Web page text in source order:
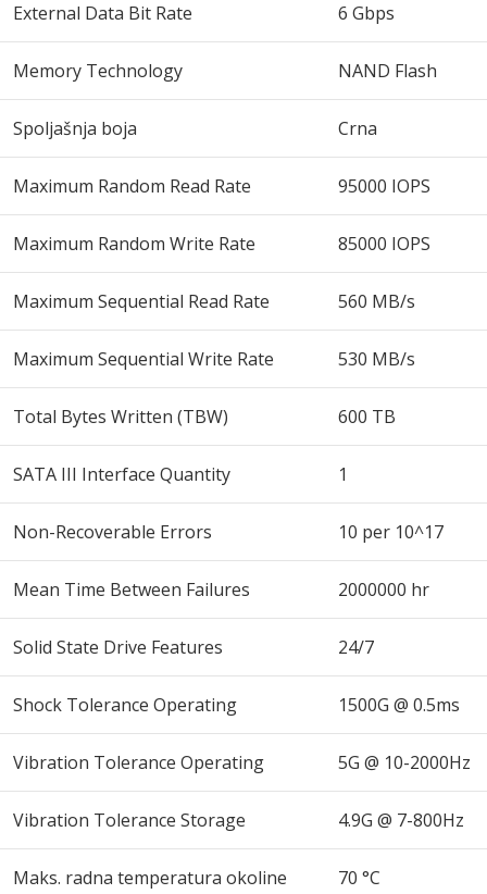
External Data Bit Rate 6 Gbps
Memory Technology NAND Flash
Spoljašnja boja Crna
Maximum Random Read Rate 95000 IOPS
Maximum Random Write Rate 85000 IOPS
Maximum Sequential Read Rate 560 MB/s
Maximum Sequential Write Rate 530 MB/s
Total Bytes Written (TBW) 600 TB
SATA III Interface Quantity 1
Non-Recoverable Errors 10 per 10^17
Mean Time Between Failures 2000000 hr
Solid State Drive Features 24/7
Shock Tolerance Operating 1500G @ 0.5ms
Vibration Tolerance Operating 5G @ 10-2000Hz
Vibration Tolerance Storage 4.9G @ 7-800Hz
Maks. radna temperatura okoline 70 °C